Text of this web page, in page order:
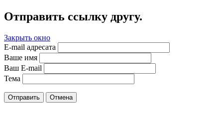
Отправить ссылку другу.
Закрыть окно
E-mail адресата
Ваше имя
Ваш E-mail
Тема
Отправить Отмена